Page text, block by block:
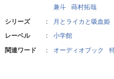
兼斗
蒔村拓哉
シリーズ
：
月とライカと吸血姫
レーベル
：
小学館
関連ワード
： オーディオブック